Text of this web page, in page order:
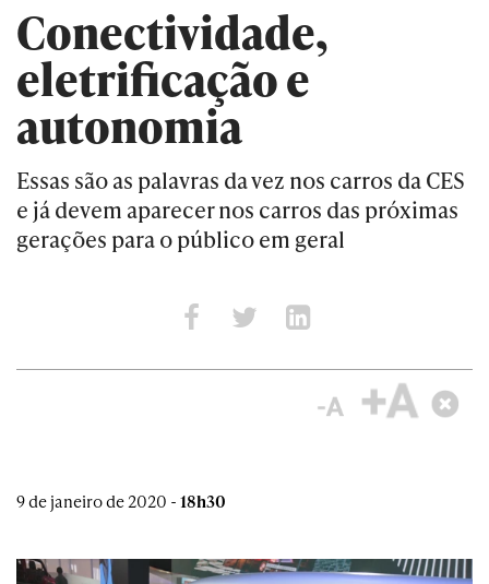
Conectividade,
eletrificação e
autonomia
Essas são as palavras da vez nos carros da CES
e já devem aparecer nos carros das próximas
gerações para o público em geral
9 de janeiro de 2020 -18h30